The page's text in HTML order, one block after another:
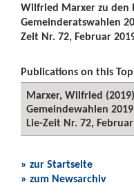
Wilfried Marxer zu den
Gemeinderatswahlen
Zeit Nr. 72, Februar
Publications on this
Marxer, Wilfried
Gemeindewahlen
Lie-Zeit Nr. 72,
» zur Startseite
» zum Newsarchiv